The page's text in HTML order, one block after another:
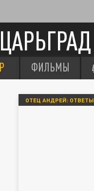
ЦАРЬГРАД
ФИЛЬМЫ
ОТЕЦ АНДРЕЙ: ОТВЕТЫ